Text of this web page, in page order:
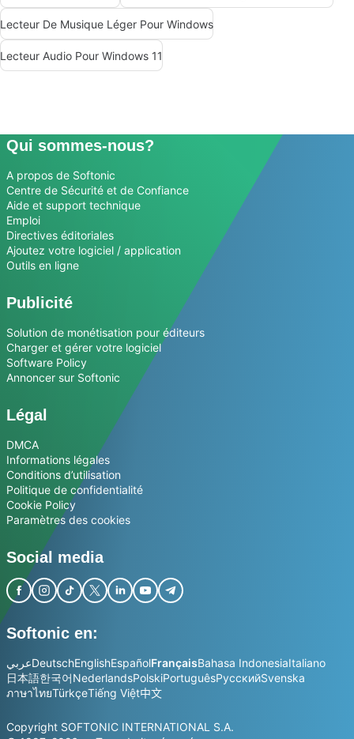
Lecteur De Musique Léger Pour Windows
Lecteur Audio Pour Windows 11
Qui sommes-nous?
A propos de Softonic
Centre de Sécurité et de Confiance
Aide et support technique
Emploi
Directives éditoriales
Ajoutez votre logiciel / application
Outils en ligne
Publicité
Solution de monétisation pour éditeurs
Charger et gérer votre logiciel
Software Policy
Annoncer sur Softonic
Légal
DMCA
Informations légales
Conditions d’utilisation
Politique de confidentialité
Cookie Policy
Paramètres des cookies
Social media
Softonic en:
عربيDeutschEnglishEspañolFrançaisBahasa IndonesiaItaliano
日本語한국어NederlandsPolskiPortuguêsРусскийSvenska
ภาษาไทยTürkçeTiếng Việt中文
Copyright SOFTONIC INTERNATIONAL S.A.